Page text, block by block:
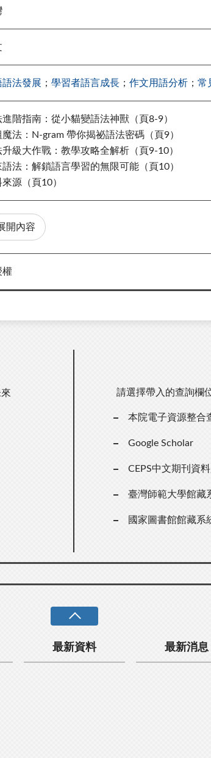
語法發展 ； 學習者語言成長 ； 作文用語分析 ； 常
進階指南：從小貓變語法神獸（頁8-9）
魔法：N-gram 帶你揭祕語法密碼（頁9）
升級大作戰：教學攻略全解析（頁9-10）
語法：解鎖語言學習的無限可能（頁10）
源（頁10）
開內容
權
請選擇帶入的查詢欄
本院電子資源整合
Google Scholar
CEPS中文期刊資
臺灣師範大學館藏
國家圖書館館藏系
最新資料 最新消息